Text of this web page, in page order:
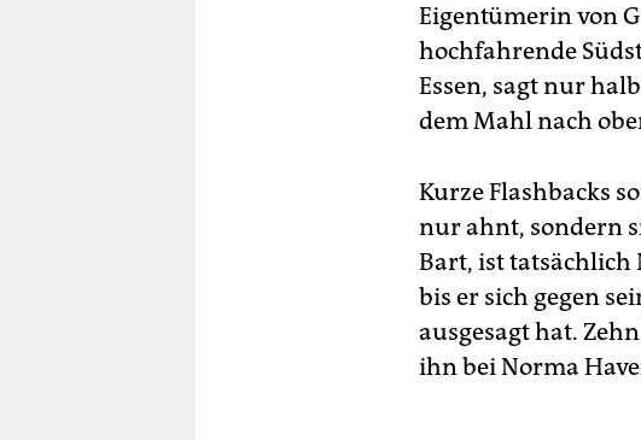
Eigentümerin von
hochfahrende
Essen, sagt nur
dem Mahl nach
Kurze Flashbacks
nur ahnt, sondern
Bart, ist tatsächlich
bis er sich gegen
ausgesagt hat.
ihn bei Norma